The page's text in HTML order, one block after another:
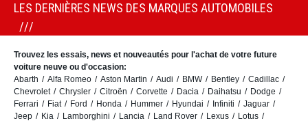
LES DERNIÈRES NEWS DES MARQUES AUTOMOBILES
Trouvez les essais, news et nouveautés pour l'achat de votre future
voiture neuve ou d'occasion:
Abarth
Alfa Romeo Aston Martin Audi BMW Bentley
Cadillac
Chevrolet
Chrysler Citroën Corvette Dacia Daihatsu
Dodge
Ferrari
Fiat Ford Honda Hummer Hyundai Infiniti
Jaguar
Jeep
Kia Lamborghini Lancia Land Rover Lexus
Lotus